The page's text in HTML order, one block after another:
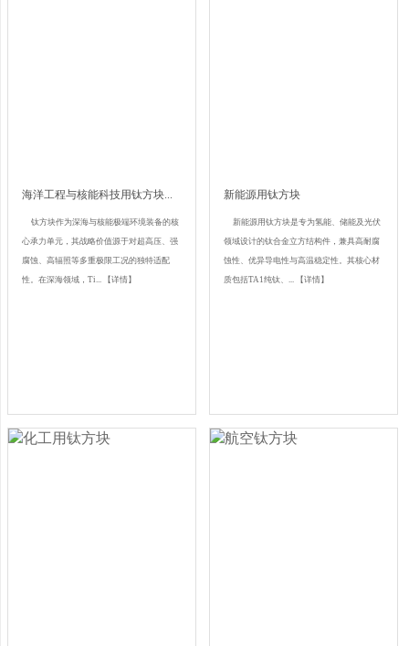
海洋工程与核能科技用钛方块...
钛方块作为深海与核能极端环境装备的核
心承力单元，其战略价值源于对超高压、强
腐蚀、高辐照等多重极限工况的独特适配
性。在深海领域，Ti... 【详情】
新能源用钛方块
新能源用钛方块是专为氢能、储能及光伏
领域设计的钛合金立方结构件，兼具高耐腐
蚀性、优异导电性与高温稳定性。其核心材
质包括TA1纯钛、... 【详情】